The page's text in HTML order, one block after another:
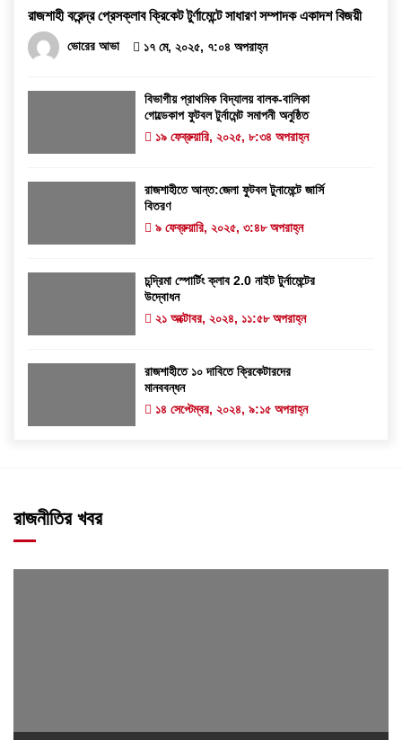
রাজশাহী বরেন্দ্র প্রেসক্লাব ক্রিকেট টুর্ণামেন্টে সাধারণ সম্পাদক একাদশ বিজয়ী
ভোরের আভা ১৭ মে, ২০২৫, ৭:০৪ অপরাহ্ন
বিভাগীয় প্রাথমিক বিদ্যালয় বালক-বালিকা
গোল্ডেকাপ ফুটবল টুর্নামেন্ট সমাপনী অনুষ্ঠিত
১৯ ফেব্রুয়ারি, ২০২৫, ৮:৩৪ অপরাহ্ন
রাজশাহীতে আন্ত:জেলা ফুটবল টুনামেন্টে জার্সি
বিতরণ
৯ ফেব্রুয়ারি, ২০২৫, ৩:৪৮ অপরাহ্ন
চন্দ্রিমা স্পোর্টিং ক্লাব 2.0 নাইট টুর্নামেন্টের
উদ্বোধন
২১ অক্টোবর, ২০২৪, ১১:৫৮ অপরাহ্ন
রাজশাহীতে ১০ দাবিতে ক্রিকেটারদের
মানববন্ধন
১৪ সেপ্টেম্বর, ২০২৪, ৯:১৫ অপরাহ্ন
রাজনীতির খবর